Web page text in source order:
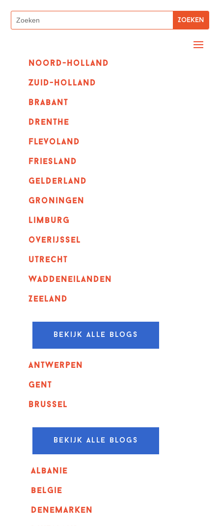
Noord-holland
zuid-holland
Brabant
Drenthe
Flevoland
Friesland
Gelderland
Groningen
Limburg
overijssel
utrecht
Waddeneilanden
Zeeland
Bekijk alle blogs
Antwerpen
GENT
Brussel
Bekijk alle blogs
albanie
belgie
denemarken